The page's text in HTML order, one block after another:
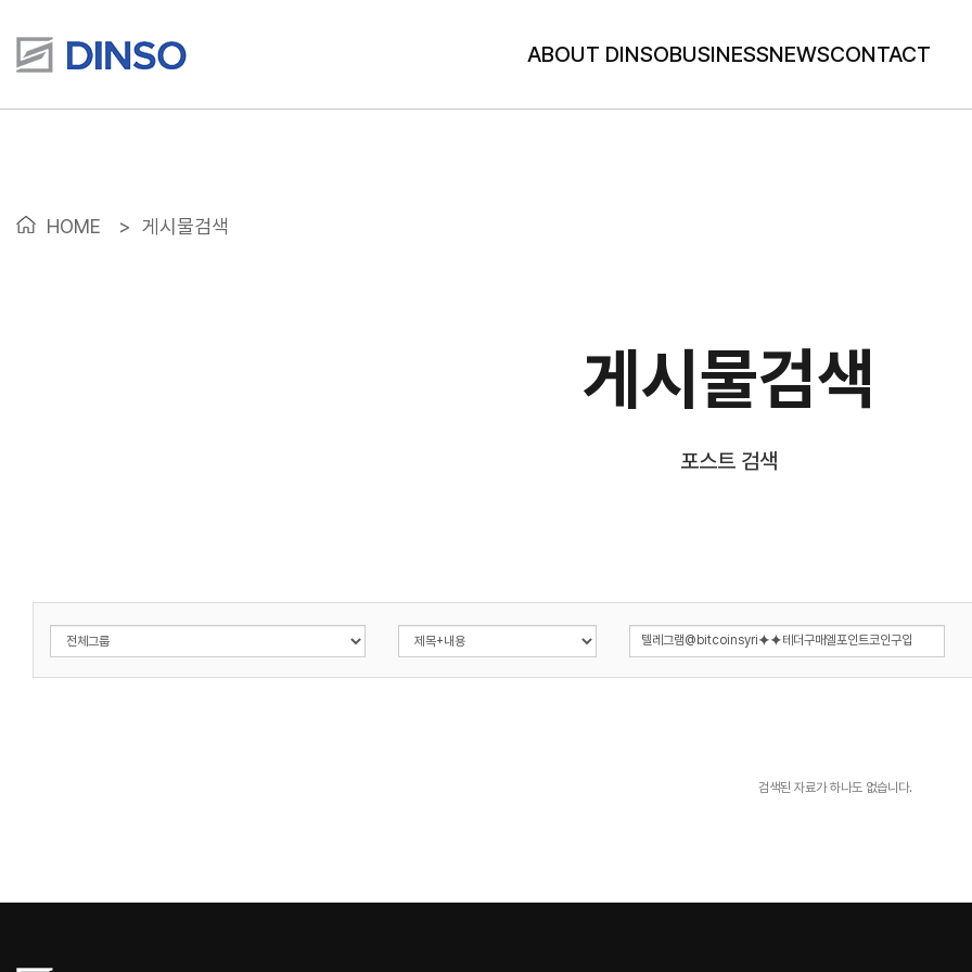
ABOUT DINSOBUSINESSNEWSCONTACT
HOME > 게시물검색
게시물검색
포스트 검색
검색된 자료가 하나도 없습니다.